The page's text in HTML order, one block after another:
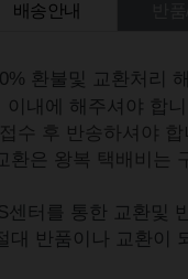
배송안내
환불및 교환처리
이내에 해주셔야 합
수 후 반송하셔야
환은 왕복 택배비는
터를 통한 교환및
대 반품이나 교환이